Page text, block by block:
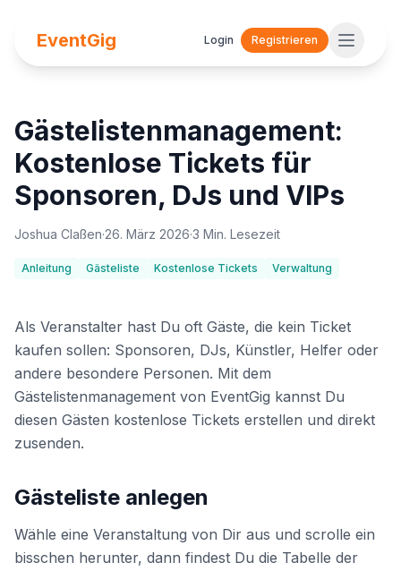
EventGig Login Registrieren
Gästelistenmanagement:
Kostenlose Tickets für
Sponsoren, DJs und VIPs
Joshua Claßen·26. März 2026·3 Min. Lesezeit
Anleitung Gästeliste Kostenlose Tickets Verwaltung
Als Veranstalter hast Du oft Gäste, die kein Ticket
kaufen sollen: Sponsoren, DJs, Künstler, Helfer oder
andere besondere Personen. Mit dem
Gästelistenmanagement von EventGig kannst Du
diesen Gästen kostenlose Tickets erstellen und direkt
zusenden.
Gästeliste anlegen
Wähle eine Veranstaltung von Dir aus und scrolle ein
bisschen herunter, dann findest Du die Tabelle der